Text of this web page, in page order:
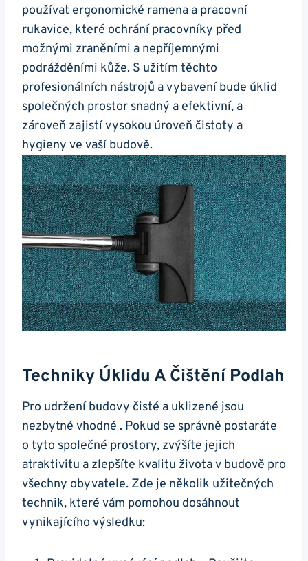
používat ergonomické ramena a pracovní
⁢rukavice, které ochrání​ pracovníky před
možnými zraněními ‍a nepříjemnými
podrážděními kůže. S užitím těchto
profesionálních nástrojů a vybavení bude ‌úklid
společných ‍prostor snadný a efektivní, a
zároveň zajistí vysokou úroveň čistoty a
hygieny ve vaší budově.
Techniky Úklidu A Čištění Podlah
Pro udržení budovy čisté a uklizené ⁣jsou
nezbytné vhodné . Pokud se správně postaráte
o tyto společné prostory, zvýšíte jejich
‌atraktivitu a zlepšíte kvalitu života v​ budově pro
všechny ⁤obyvatele. ⁤Zde je několik užitečných
technik, které vám⁤ pomohou dosáhnout
vynikajícího výsledku: